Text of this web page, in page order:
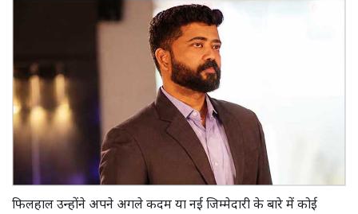
फिलहाल उन्होंने अपने अगले कदम या नई जिम्मेदारी के बारे में कोई